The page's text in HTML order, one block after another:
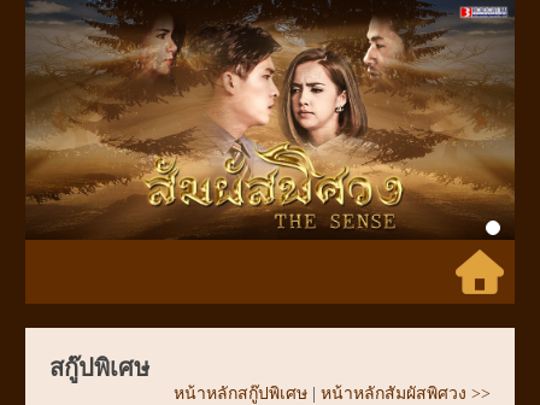
Previous Next
สกู๊ปพิเศษ
หน้าหลักสกู๊ปพิเศษ หน้าหลักสัมผัสพิศวง >>